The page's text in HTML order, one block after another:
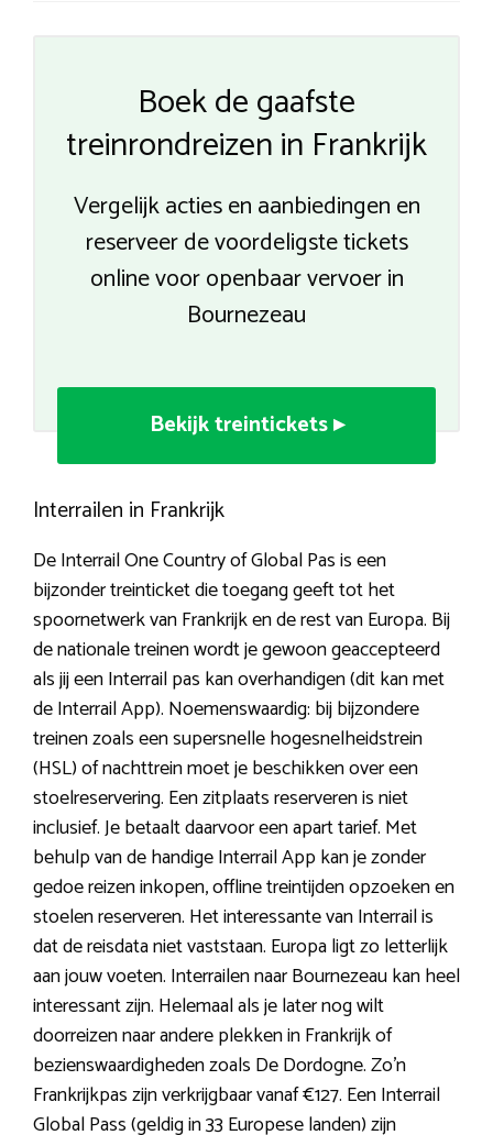
Boek de gaafste
treinrondreizen in Frankrijk
Vergelijk acties en aanbiedingen en
reserveer de voordeligste tickets
online voor openbaar vervoer in
Bournezeau
Bekijk treintickets ▸
Interrailen in Frankrijk
De Interrail One Country of Global Pas is een
bijzonder treinticket die toegang geeft tot het
spoornetwerk van Frankrijk en de rest van Europa. Bij
de nationale treinen wordt je gewoon geaccepteerd
als jij een Interrail pas kan overhandigen (dit kan met
de Interrail App). Noemenswaardig: bij bijzondere
treinen zoals een supersnelle hogesnelheidstrein
(HSL) of nachttrein moet je beschikken over een
stoelreservering. Een zitplaats reserveren is niet
inclusief. Je betaalt daarvoor een apart tarief. Met
behulp van de handige Interrail App kan je zonder
gedoe reizen inkopen, offline treintijden opzoeken en
stoelen reserveren. Het interessante van Interrail is
dat de reisdata niet vaststaan. Europa ligt zo letterlijk
aan jouw voeten. Interrailen naar Bournezeau kan heel
interessant zijn. Helemaal als je later nog wilt
doorreizen naar andere plekken in Frankrijk of
bezienswaardigheden zoals De Dordogne. Zo’n
Frankrijkpas zijn verkrijgbaar vanaf €127. Een Interrail
Global Pass (geldig in 33 Europese landen) zijn